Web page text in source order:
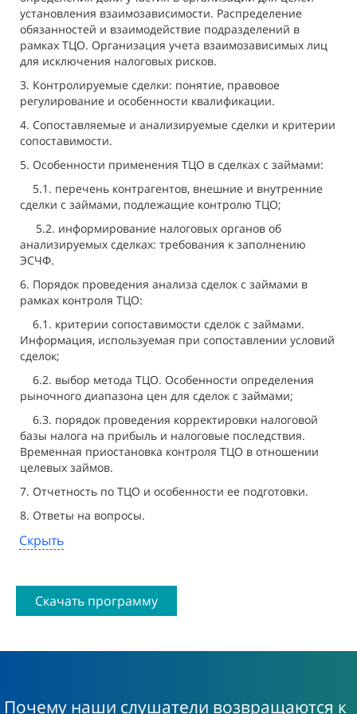
установления взаимозависимости. Распределение
обязанностей и взаимодействие подразделений в
рамках ТЦО. Организация учета взаимозависимых лиц
для исключения налоговых рисков.
3. Контролируемые сделки: понятие, правовое
регулирование и особенности квалификации.
4. Сопоставляемые и анализируемые сделки и критерии
сопоставимости.
5. Особенности применения ТЦО в сделках с займами:
5.1. перечень контрагентов, внешние и внутренние
сделки с займами, подлежащие контролю ТЦО;
5.2. информирование налоговых органов об
анализируемых сделках: требования к заполнению
ЭСЧФ.
6. Порядок проведения анализа сделок с займами в
рамках контроля ТЦО:
6.1. критерии сопоставимости сделок с займами.
Информация, используемая при сопоставлении условий
сделок;
6.2. выбор метода ТЦО. Особенности определения
рыночного диапазона цен для сделок с займами;
6.3. порядок проведения корректировки налоговой
базы налога на прибыль и налоговые последствия.
Временная приостановка контроля ТЦО в отношении
целевых займов.
7. Отчетность по ТЦО и особенности ее подготовки.
8. Ответы на вопросы.
Скрыть
Скачать программу
Почему наши слушатели возвращаются к